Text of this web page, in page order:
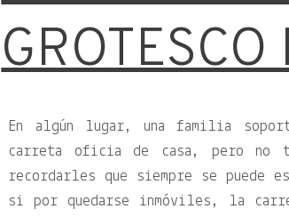
En algún lugar, una familia
carreta oficia de casa, pero no
recordarles que siempre se puede
si por quedarse inmóviles, la